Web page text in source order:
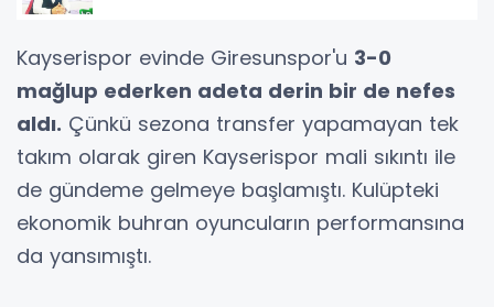
Kayserispor evinde Giresunspor'u 3-0
mağlup ederken adeta derin bir de nefes
aldı. Çünkü sezona transfer yapamayan tek
takım olarak giren Kayserispor mali sıkıntı ile
de gündeme gelmeye başlamıştı. Kulüpteki
ekonomik buhran oyuncuların performansına
da yansımıştı.